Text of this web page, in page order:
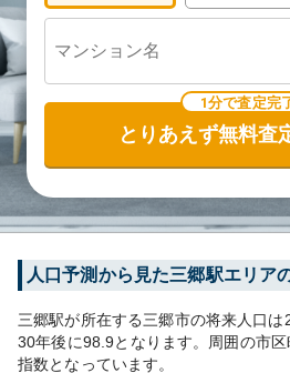
1分で査定完
とりあえず無料査
人口予測から見た三郷駅エリア
三郷駅が所在する三郷市の将来人口は
30年後に98.9となります。 周囲の市
指数となっています。